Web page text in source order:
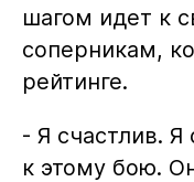
шагом идет к
соперникам,
рейтинге.
- Я счастлив. Я
к этому бою.